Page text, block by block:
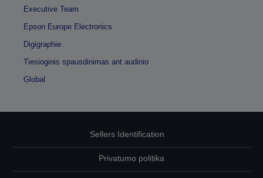
Executive Team
Epson Europe Electronics
Digigraphie
Tiesioginis spausdinimas ant audinio
Global
Sellers Identification
Privatumo politika